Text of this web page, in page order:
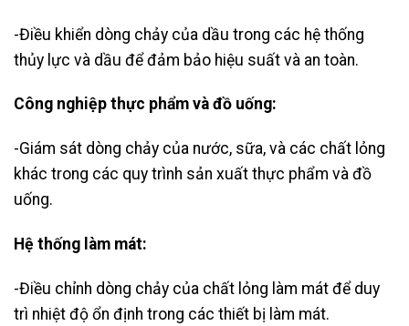
-Điều khiển dòng chảy của dầu trong các hệ thống
thủy lực và dầu để đảm bảo hiệu suất và an toàn.
Công nghiệp thực phẩm và đồ uống:
-Giám sát dòng chảy của nước, sữa, và các chất lỏng
khác trong các quy trình sản xuất thực phẩm và đồ
uống.
Hệ thống làm mát:
-Điều chỉnh dòng chảy của chất lỏng làm mát để duy
trì nhiệt độ ổn định trong các thiết bị làm mát.